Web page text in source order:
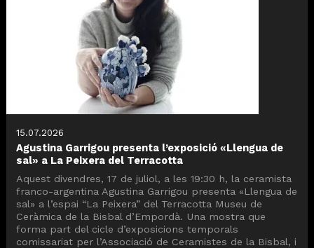
15.07.2026
Agustina Garrigou presenta l’exposició «Llengua de
sal» a La Peixera del Terracotta
Aquest divendres, 17 de juliol, a les 19:30 h, la ceramista
franco-argentina Agustina Garrigou presenta «Llengua de
sal» a l’espai “La Peixera” del Terracotta Museu de
Ceràmica de la Bisbal d’Empordà. Una mostra que
forma part del cicle d’exposicions temporals
comissariat per l’Associació de Ceramistes de la Bisbal, i